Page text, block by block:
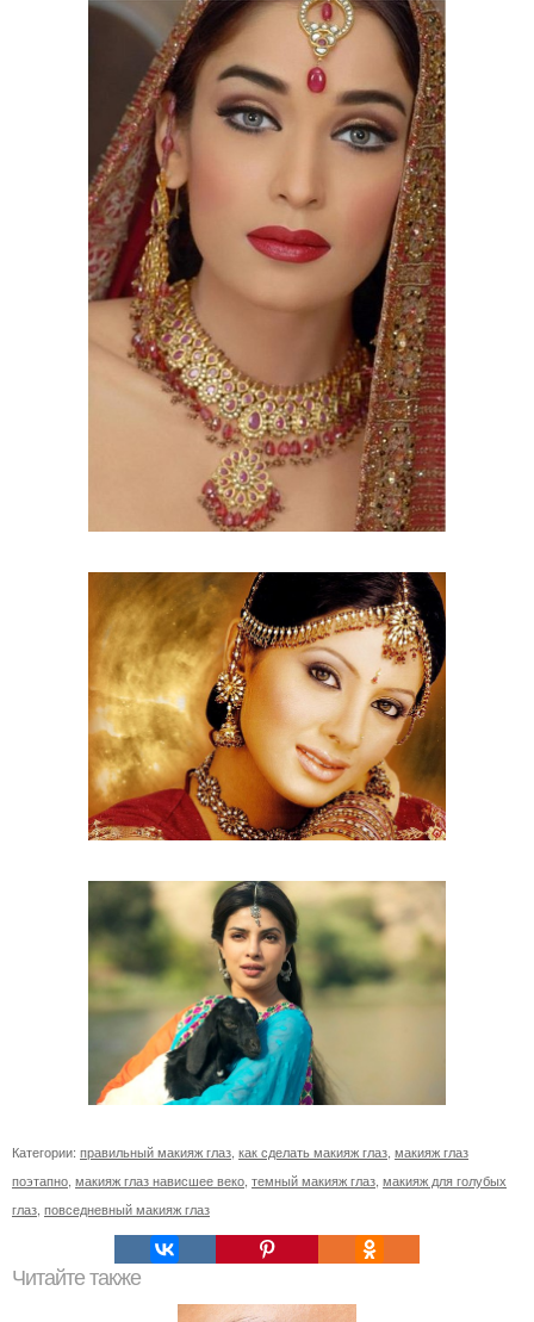
Категории: правильный макияж глаз как сделать макияж глаз макияж глаз
поэтапно макияж глаз нависшее веко темный макияж глаз макияж для голубых
глаз повседневный макияж глаз
Читайте также